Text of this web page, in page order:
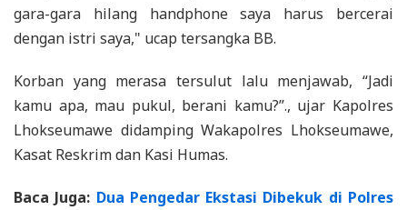
gara-gara hilang handphone saya harus bercerai
dengan istri saya," ucap tersangka BB.
Korban yang merasa tersulut lalu menjawab, “Jadi
kamu apa, mau pukul, berani kamu?”., ujar Kapolres
Lhokseumawe didamping Wakapolres Lhokseumawe,
Kasat Reskrim dan Kasi Humas.
Baca Juga: Dua Pengedar Ekstasi Dibekuk di Polres